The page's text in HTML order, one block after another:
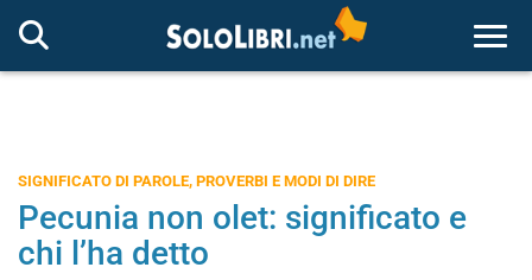
SIGNIFICATO DI PAROLE, PROVERBI E MODI DI DIRE
Pecunia non olet: significato e
chi l’ha detto